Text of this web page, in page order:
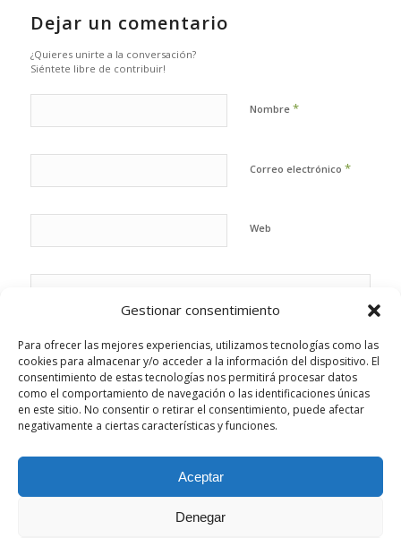
Gestionar consentimiento
Para ofrecer las mejores experiencias, utilizamos tecnologías como las
cookies para almacenar y/o acceder a la información del dispositivo. El
consentimiento de estas tecnologías nos permitirá procesar datos
como el comportamiento de navegación o las identificaciones únicas
en este sitio. No consentir o retirar el consentimiento, puede afectar
negativamente a ciertas características y funciones.
Aceptar
Denegar
Dejar un comentario
¿Quieres unirte a la conversación?
Siéntete libre de contribuir!
Nombre *
Correo electrónico *
Web
Esta web utiliza cookies propias y de terceros para analizar su
navegación y ofrecerle un servicio más personalizado.